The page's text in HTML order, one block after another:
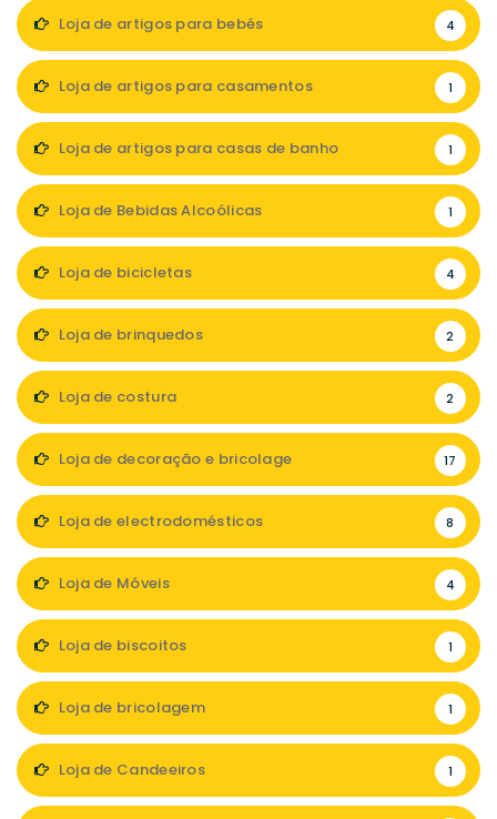
Loja de artigos para bebés 4
Loja de artigos para casamentos 1
Loja de artigos para casas de banho 1
Loja de Bebidas Alcoólicas 1
Loja de bicicletas 4
Loja de brinquedos 2
Loja de costura 2
Loja de decoração e bricolage 17
Loja de electrodomésticos 8
Loja de Móveis 4
Loja de biscoitos 1
Loja de bricolagem 1
Loja de Candeeiros 1